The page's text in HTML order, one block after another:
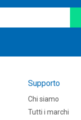
Supporto
Chi siamo
Tutti i marchi